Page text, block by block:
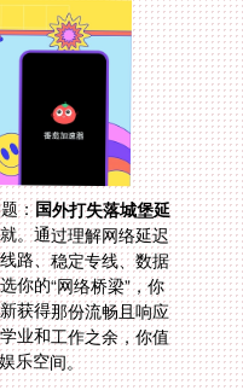
：国外打失落城堡延
。通过理解网络延迟
能线路、稳定专线、数据
挑选你的“网络桥梁”，你
重新获得那份流畅且响应
的学业和工作之余，你值
乐空间。